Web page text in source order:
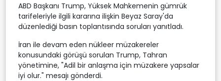
ABD Başkanı Trump, Yüksek Mahkemenin gümrük
tarifeleriyle ilgili kararına ilişkin Beyaz Saray'da
düzenlediği basın toplantısında soruları yanıtladı.
İran ile devam eden nükleer müzakereler
konusundaki görüşü sorulan Trump, Tahran
yönetimine, "Adil bir anlaşma için müzakere yapsalar
iyi olur." mesajı gönderdi.